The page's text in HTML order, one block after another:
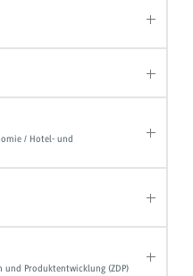
/ Hotel- und
Produktentwicklung (ZDP)